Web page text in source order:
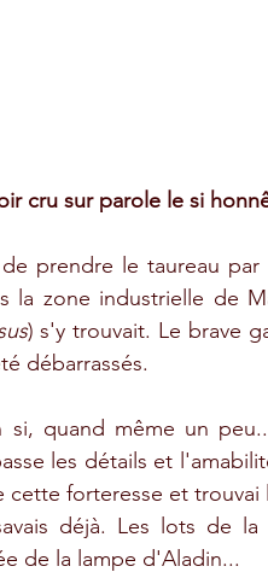
cru sur parole le si
prendre le taureau
la zone industrielle de
) s'y trouvait. Le brave
débarrassés.
si, quand même un
les détails et
cette forteresse et
déjà. Les lots de
de la lampe d'Aladin...